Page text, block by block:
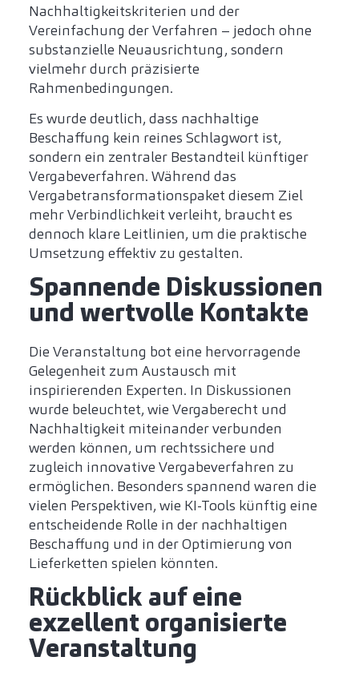
Nachhaltigkeitskriterien und der
Vereinfachung der Verfahren – jedoch ohne
substanzielle Neuausrichtung, sondern
vielmehr durch präzisierte
Rahmenbedingungen.
Es wurde deutlich, dass nachhaltige
Beschaffung kein reines Schlagwort ist,
sondern ein zentraler Bestandteil künftiger
Vergabeverfahren. Während das
Vergabetransformationspaket diesem Ziel
mehr Verbindlichkeit verleiht, braucht es
dennoch klare Leitlinien, um die praktische
Umsetzung effektiv zu gestalten.
Spannende Diskussionen
und wertvolle Kontakte
Die Veranstaltung bot eine hervorragende
Gelegenheit zum Austausch mit
inspirierenden Experten. In Diskussionen
wurde beleuchtet, wie Vergaberecht und
Nachhaltigkeit miteinander verbunden
werden können, um rechtssichere und
zugleich innovative Vergabeverfahren zu
ermöglichen. Besonders spannend waren die
vielen Perspektiven, wie KI-Tools künftig eine
entscheidende Rolle in der nachhaltigen
Beschaffung und in der Optimierung von
Lieferketten spielen könnten.
Rückblick auf eine
exzellent organisierte
Veranstaltung